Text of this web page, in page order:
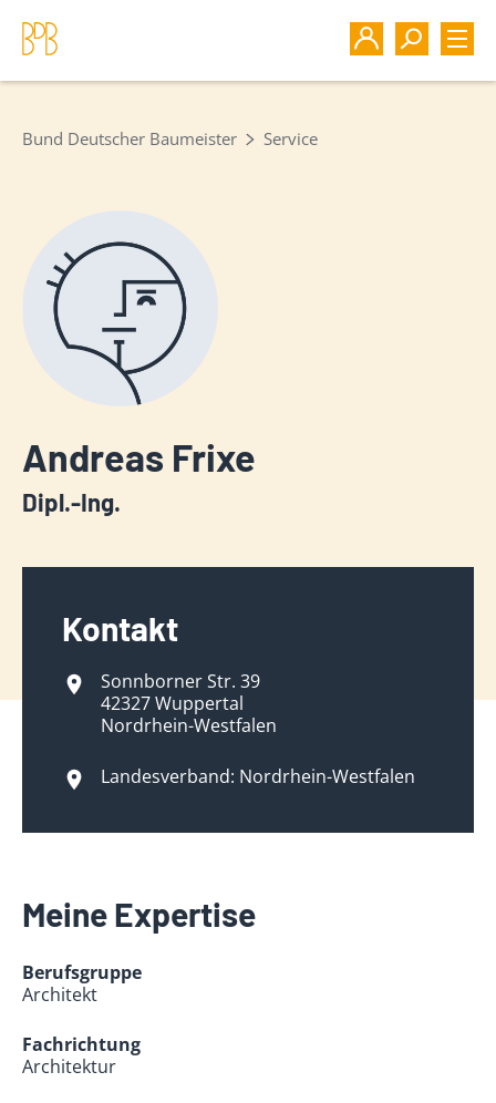
Bund Deutscher Baumeister Service
Andreas Frixe
Dipl.-Ing.
Kontakt
Sonnborner Str. 39
42327 Wuppertal
Nordrhein-Westfalen
Landesverband: Nordrhein-Westfalen
Meine Expertise
Berufsgruppe
Architekt
Fachrichtung
Architektur